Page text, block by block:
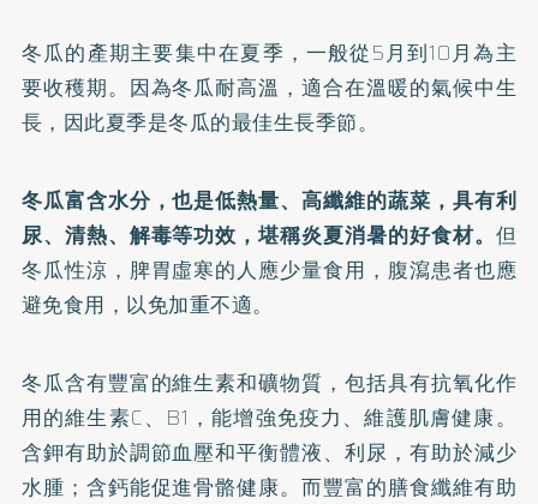
冬瓜的產期主要集中在夏季，一般從5月到10月為主
要收穫期。因為冬瓜耐高溫，適合在溫暖的氣候中生
長，因此夏季是冬瓜的最佳生長季節。
冬瓜富含水分，也是低熱量、高纖維的蔬菜，具有利
尿、清熱、解毒等功效，堪稱炎夏消暑的好食材。 但
冬瓜性涼，脾胃虛寒的人應少量食用，腹瀉患者也應
避免食用，以免加重不適。
冬瓜含有豐富的維生素和礦物質，包括具有抗氧化作
用的維生素C、B1，能增強免疫力、維護肌膚健康。
含鉀有助於調節血壓和平衡體液、利尿，有助於減少
水腫；含鈣能促進骨骼健康。而豐富的膳食纖維有助